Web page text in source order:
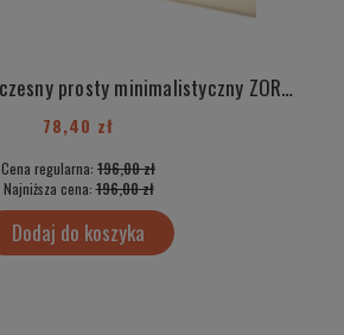
Biały kinkiet nowoczesny prosty minimalistyczny ZORBA 620
78,40 zł
Cena regularna: 196,00 zł
Najniższa cena:196,00 zł
Dodaj do koszyka